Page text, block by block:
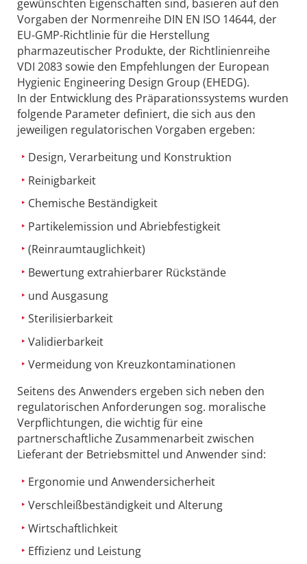
gewünschten Eigenschaften sind, basieren auf den
Vorgaben der Normenreihe DIN EN ISO 14644, der
EU-GMP-Richtlinie für die Herstellung
pharmazeutischer Produkte, der Richtlinienreihe
VDI 2083 sowie den Empfehlungen der European
Hygienic Engineering Design Group (EHEDG).
In der Entwicklung des Präparationssystems wurden
folgende Parameter definiert, die sich aus den
jeweiligen regulatorischen Vorgaben ergeben:
Design, Verarbeitung und Konstruktion
Reinigbarkeit
Chemische Beständigkeit
Partikelemission und Abriebfestigkeit
(Reinraumtauglichkeit)
Bewertung extrahierbarer Rückstände
und Ausgasung
Sterilisierbarkeit
Validierbarkeit
Vermeidung von Kreuzkontaminationen
Seitens des Anwenders ergeben sich neben den
regulatorischen Anforderungen sog. moralische
Verpflichtungen, die wichtig für eine
partnerschaftliche Zusammenarbeit zwischen
Lieferant der Betriebsmittel und Anwender sind:
Ergonomie und Anwendersicherheit
Verschleißbeständigkeit und Alterung
Wirtschaftlichkeit
Effizienz und Leistung